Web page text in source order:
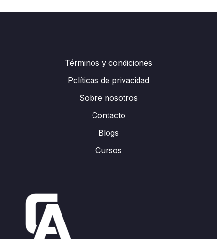
Términos y condiciones
Políticas de privacidad
Sobre nosotros
Contacto
Blogs
Cursos